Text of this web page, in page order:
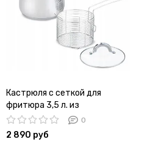
Кастрюля с сеткой для
фритюра 3,5 л. из
нержавеющей стали Kamille
KM-5852
0
2 890 руб